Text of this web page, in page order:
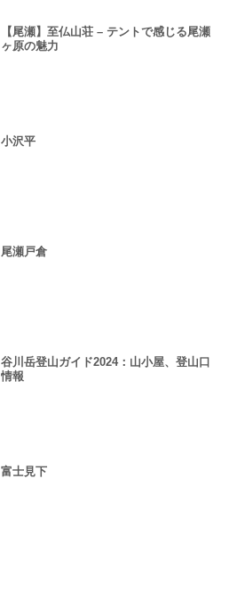
【尾瀬】至仏山荘 – テントで感じる尾瀬
ヶ原の魅力
小沢平
尾瀬戸倉
谷川岳登山ガイド2024：山小屋、登山口
情報
富士見下